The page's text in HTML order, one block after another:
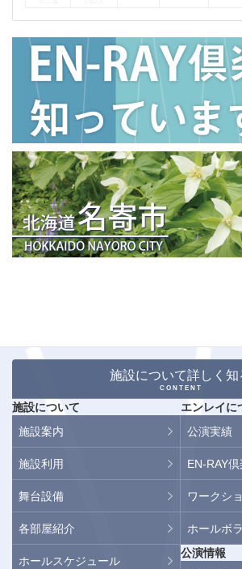
施設について詳しく知
CONTENT
施設について
施設案内
施設利用
舞台設備
各部屋紹介
ホールスケジュール
エンレイに
公演実績
EN-RAY
ワークシ
ホールボ
公演情報